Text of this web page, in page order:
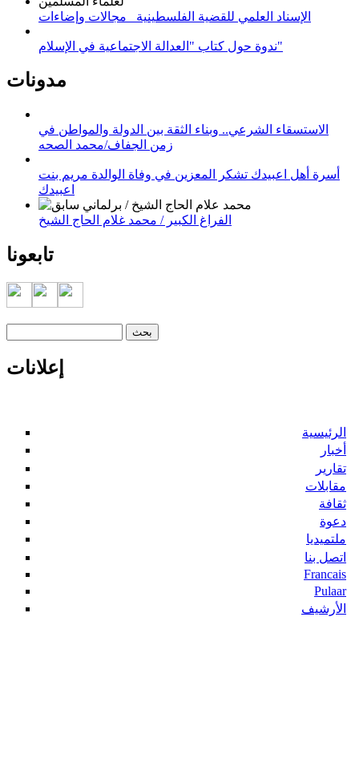
الإسناد العلمي للقضية الفلسطينية_ مجالات وإضاءات
ندوة حول كتاب "العدالة الاجتماعية في الإسلام"
مدونات
الاستسقاء الشرعي.. وبناء الثقة بين الدولة والمواطن في
زمن الجفاف/محمد الصحه
أسرة أهل اعبيدك تشكر المعزين في وفاة الوالدة مريم بنت
اعبيدك
الفراغ الكبير / محمد غلام الحاج الشيخ
تابعونا
إعلانات
الرئيسية
أخبار
تقارير
مقابلات
ثقافة
دعوة
ملتميديا
اتصل بنا
Francais
Pulaar
الأرشيف